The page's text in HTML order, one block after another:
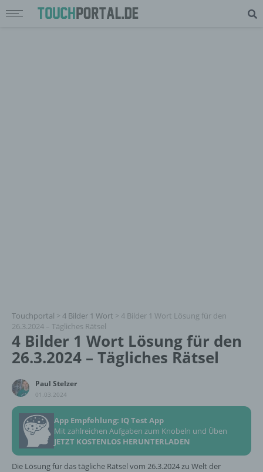
Touchportal > 4 Bilder 1 Wort > 4 Bilder 1 Wort Lösung für den
26.3.2024 – Tägliches Rätsel
4 Bilder 1 Wort Lösung für den
26.3.2024 – Tägliches Rätsel
Paul Stelzer
01.03.2024
App Empfehlung: IQ Test App
Mit zahlreichen Aufgaben zum Knobeln und Üben
JETZT KOSTENLOS HERUNTERLADEN
Die Lösung für das tägliche Rätsel vom 26.3.2024 zu Welt der